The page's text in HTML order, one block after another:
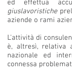
ed effettua
giuslavoristiche
aziende o rami
L'attività di
è, altresì, relativa
nazionale ed
connessa